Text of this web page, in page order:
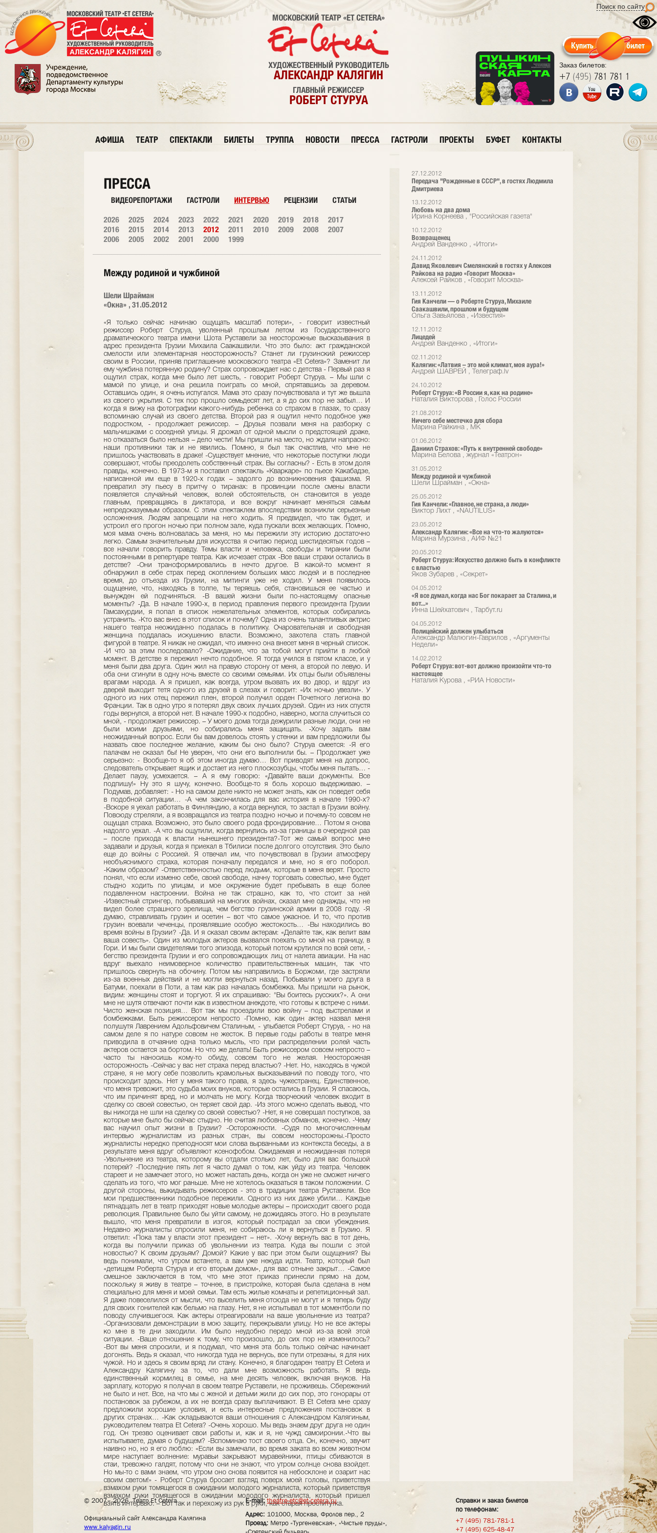
Поиск по сайту
Заказ билетов:
+7 (495) 781 781 1
МОСКОВСКИЙ ТЕАТР «ET CETERA»
ХУДОЖЕСТВЕННЫЙ РУКОВОДИТЕЛЬ
АЛЕКСАНДР КАЛЯГИН
ГЛАВНЫЙ РЕЖИССЕР
РОБЕРТ СТУРУА
АФИША ТЕАТР СПЕКТАКЛИ БИЛЕТЫ ТРУППА НОВОСТИ ПРЕССА ГАСТРОЛИ ПРОЕКТЫ БУФЕТ КОНТАКТЫ
27.12.2012
Передача "Рожденные в СССР", в гостях Людмила
Дмитриева
13.12.2012
Любовь на два дома
Ирина Корнеева , "Российская газета"
10.12.2012
Возвращенец
Андрей Ванденко , «Итоги»
24.11.2012
Давид Яковлевич Смелянский в гостях у Алексея
Райкова на радио «Говорит Москва»
Алексей Райков , «Говорит Москва»
13.11.2012
Гия Канчели — о Роберте Стуруа, Михаиле
Саакашвили, прошлом и будущем
Ольга Завьялова , «Известия»
12.11.2012
Лицедей
Андрей Ванденко , «Итоги»
02.11.2012
Калягин: «Латвия – это мой климат, моя аура!»
Андрей ШАВРЕЙ , Телеграф.lv
24.10.2012
Роберт Стуруа: «В России я, как на родине»
Наталия Викторова , Голос России
21.08.2012
Ничего себе местечко для сбора
Марина Райкина , МК
01.06.2012
Даниил Страхов: «Путь к внутренней свободе»
Марина Белова , журнал «Театрон»
31.05.2012
Между родиной и чужбиной
Шели Шрайман , «Окна»
25.05.2012
Гия Канчели: «Главное, не страна, а люди»
Виктор Лихт , «NAUTILUS»
23.05.2012
Александр Калягин: «Все на что-то жалуются»
Марина Мурзина , АИФ №21
20.05.2012
Роберт Стуруа: Искусство должно быть в конфликте
с властью
Яков Зубарев , «Секрет»
04.05.2012
«Я все думал, когда нас Бог покарает за Сталина, и
вот...»
Инна Шейхатович , Тарбут.ru
04.05.2012
Полицейский должен улыбаться
Александр Малюгин-Гаврилов , «Аргументы
Недели»
14.02.2012
Роберт Стуруа: вот-вот должно произойти что-то
настоящее
Наталия Курова , «РИА Новости»
ПРЕССА
ВИДЕОРЕПОРТАЖИ ГАСТРОЛИ ИНТЕРВЬЮ РЕЦЕНЗИИ СТАТЬИ
2026 2025 2024 2023 2022 2021 2020 2019 2018
2017
2016
2015 2014 2013 2012 2011 2010 2009 2008
2007
2006
2005 2002 2001 2000 1999
Между родиной и чужбиной
Шели Шрайман
«Окна» , 31.05.2012
«Я только сейчас начинаю ощущать масштаб потери», - говорит известный режиссер Роберт Стуруа, уволенный прошлым летом из Государственного драматического театра имени Шота Руставели за неосторожные высказывания в адрес президента Грузии Михаила Саакашвили. Что это было: акт гражданской смелости или элементарная неосторожность? Станет ли грузинский режиссер своим в России, приняв приглашение московского театра «Et Cetera»? Заменит ли ему чужбина потерянную родину? Страх сопровождает нас с детства - Первый раз я ощутил страх, когда мне было лет шесть, - говорит Роберт Стуруа. – Мы шли с мамой по улице, и она решила поиграть со мной, спрятавшись за деревом. Оставшись один, я очень испугался. Мама это сразу почувствовала и тут же вышла из своего укрытия. С тех пор прошло семьдесят лет, а я до сих пор не забыл… И когда я вижу на фотографии какого-нибудь ребенка со страхом в глазах, то сразу вспоминаю случай из своего детства. Второй раз я ощутил нечто подобное уже подростком, - продолжает режиссер. – Друзья позвали меня на разборку с мальчишками с соседней улицы. Я дрожал от одной мысли о предстоящей драке, но отказаться было нельзя – дело чести! Мы пришли на место, но ждали напрасно: наши противники так и не явились. Помню, я был так счастлив, что мне не пришлось участвовать в драке! -Существует мнение, что некоторые поступки люди совершают, чтобы преодолеть собственный страх. Вы согласны? - Есть в этом доля правды, конечно. В 1973-м я поставил спектакль «Кваркаре» по пьесе Какабадзе, написанной им еще в 1920-х годах – задолго до возникновения фашизма. Я превратил эту пьесу в притчу о тиранах: в провинции после смены власти появляется случайный человек, волей обстоятельств, он становится в уезде главным, превращаясь в диктатора, и все вокруг начинает меняться самым непредсказуемым образом. С этим спектаклем впоследствии возникли серьезные осложнения. Людям запрещали на него ходить. Я предвидел, что так будет, и устроил его прогон ночью при полном зале, куда пускали всех желающих. Помню, моя мама очень волновалась за меня, но мы пережили эту историю достаточно легко. Самым значительным для искусства я считаю период шестидесятых годов – все начали говорить правду. Темы власти и человека, свободы и тирании были постоянными в репертуаре театра. Как исчезает страх -Все ваши страхи остались в детстве? -Они трансформировались в нечто другое. В какой-то момент я обнаружил в себе страх перед скоплением больших масс людей и в последнее время, до отъезда из Грузии, на митинги уже не ходил. У меня появилось ощущение, что, находясь в толпе, ты теряешь себя, становишься ее частью и вынужден ей подчиняться. -В вашей жизни были по-настоящему опасные моменты? -Да. В начале 1990-х, в период правления первого президента Грузии Гамсахурдии, я попал в список нежелательных элементов, которых собирались устранить. -Кто вас внес в этот список и почему? Одна из очень талантливых актрис нашего театра неожиданно подалась в политику. Очаровательная и свободная женщина поддалась искушению власти. Возможно, захотела стать главной фигурой в театре. Я никак не ожидал, что именно она внесет меня в черный список. -И что за этим последовало? -Ожидание, что за тобой могут прийти в любой момент. В детстве я пережил нечто подобное. Я тогда учился в пятом классе, и у меня были два друга. Один жил на правую сторону от меня, а второй по левую. И оба они сгинули в одну ночь вместе со своими семьями. Их отцы были объявлены врагами народа. А я пришел, как всегда, утром вызвать их во двор, и вдруг из дверей выходит тетя одного из друзей в слезах и говорит: «Их ночью увезли». У одного из них отец пережил плен, второй получил орден Почетного легиона во Франции. Так в одно утро я потерял двух своих лучших друзей. Один из них спустя годы вернулся, а второй нет. В начале 1990-х подобно, наверно, могла случиться со мной, - продолжает режиссер. – У моего дома тогда дежурили разные люди, они не были моими друзьями, но собирались меня защищать. -Хочу задать вам неожиданный вопрос. Если бы вам довелось стоять у стенки и вам предложили бы назвать свое последнее желание, каким бы оно было? Стуруа смеется: -Я его палачам не сказал бы! Не уверен, что они его выполнили бы. – Продолжает уже серьезно: - Вообще-то я об этом иногда думаю… Вот приводят меня на допрос, следователь открывает ящик и достает из него плоскозубцы, чтобы меня пытать… - Делает паузу, усмехается. – А я ему говорю: «Давайте ваши документы. Все подпишу!» Ну это я шучу, конечно. Вообще-то я боль хорошо выдерживаю. – Подумав, добавляет: - Но на самом деле никто не может знать, как он поведет себя в подобной ситуации… -А чем закончилась для вас история в начале 1990-х? -Вскоре я уехал работать в Финляндию, а когда вернулся, то застал в Грузии войну. Повсюду стреляли, а я возвращался из театра поздно ночью и почему-то совсем не ощущал страха. Возможно, это было своего рода фрондирование… Потом я снова надолго уехал. -А что вы ощутили, когда вернулись из-за границы в очередной раз – после прихода к власти нынешнего президента?-Тот же самый вопрос мне задавали и друзья, когда я приехал в Тбилиси после долгого отсутствия. Это было еще до войны с Россией. Я отвечал им, что почувствовал в Грузии атмосферу необъяснимого страха, которая поначалу передался и мне, но я его поборол. -Каким образом? -Ответственностью перед людьми, которые в меня верят. Просто понял, что если изменю себе, своей свободе, начну торговать совестью, мне будет стыдно ходить по улицам, и мое окружение будет пребывать в еще более подавленном настроении. Война не так страшно, как то, что стоит за ней -Известный стрингер, побывавший на многих войнах, сказал мне однажды, что не видел более страшного зрелища, чем бегство грузинской армии в 2008 году. -Я думаю, стравливать грузин и осетин – вот что самое ужасное. И то, что против грузин воевали чеченцы, проявлявшие особую жестокость… -Вы находились во время войны в Грузии? -Да. И я сказал своим актерам: «Делайте так, как велит вам ваша совесть». Один из молодых актеров вызвался поехать со мной на границу, в Гори. И мы были свидетелями того эпизода, который потом крутился по всей сети, - бегство президента Грузии и его сопровождающих лиц от налета авиации. На нас вдруг выехало неимоверное количество правительственных машин, так что пришлось свернуть на обочину. Потом мы направились в Боржоми, где застряли из-за военных действий и не могли вернуться назад. Побывали у моего друга в Батуми, поехали в Поти, а там как раз началась бомбежка. Мы пришли на рынок, видим: женщины стоят и торгуют. Я их спрашиваю: "Вы боитесь русских?». А они мне не шутя отвечают почти как в известном анекдоте, что готовы к встрече с ними. Чисто женская позиция… Вот так мы проездили всю войну – под выстрелами и бомбежками. Быть режиссером непросто -Помню, как один актер назвал меня полушутя Лаврением Адольфовичем Сталиным, - улыбается Роберт Стуруа, - но на самом деле я по натуре совсем не жесток. В первые годы работы в театре меня приводила в отчаяние одна только мысль, что при распределении ролей часть актеров остается за бортом. Но что же делать! Быть режиссером совсем непросто – часто ты наносишь кому-то обиду, совсем того не желая. Неосторожная осторожность -Сейчас у вас нет страха перед властью? -Нет. Но, находясь в чужой стране, я не могу себе позволить крамольных высказываний по поводу того, что происходит здесь. Нет у меня такого права, я здесь чужестранец. Единственное, что меня тревожит, это судьба моих внуков, которые остались в Грузии. Я спасаюсь, что им причинят вред, но и молчать не могу. Когда творческий человек входит в сделку со своей совестью, он теряет свой дар. -Из этого можно сделать вывод, что вы никогда не шли на сделку со своей совестью? -Нет, я не совершал поступков, за которые мне было бы сейчас стыдно. Не считая любовных обманов, конечно. -Чему вас научил опыт жизни в Грузии? -Осторожности. -Судя по многочисленным интервью журналистам из разных стран, вы совсем неосторожны.-Просто журналисты нередко преподносят мои слова вырванными из контекста беседы, а в результате меня вдруг объявляют ксенофобом. Ожидаемая и неожиданная потеря -Увольнение из театра, которому вы отдали столько лет, было для вас большой потерей? -Последние пять лет я часто думал о том, как уйду из театра. Человек стареет и не замечает этого, но может настать день, когда он уже не сможет ничего сделать из того, что мог раньше. Мне не хотелось оказаться в таком положении. С другой стороны, выкидывать режиссеров - это в традиции театра Руставели. Все мои предшественники подобное пережили. Одного из них даже убили… Каждые пятнадцать лет в театр приходят новые молодые актеры – происходит своего рода революция. Правильнее было бы уйти самому, не дожидаясь этого. Но в результате вышло, что меня превратили в изгоя, который пострадал за свои убеждения. Недавно журналисты спросили меня, не собираюсь ли я вернуться в Грузию. Я ответил: «Пока там у власти этот президент – нет». -Хочу вернуть вас в тот день, когда вы получили приказ об увольнении из театра. Куда вы пошли с этой новостью? К своим друзьям? Домой? Какие у вас при этом были ощущения? Вы ведь понимали, что утром встанете, а вам уже некуда идти. Театр, который был «детищем Роберта Стуруа и его вторым домом», для вас отныне закрыт… -Самое смешное заключается в том, что мне этот приказ принесли прямо на дом, поскольку я живу в театре – точнее, в пристройке, которая была сделана в нем специально для меня и моей семьи. Там есть жилые комнаты и репетиционный зал. Я даже повеселился от мысли, что выселить меня отсюда не могут и я теперь буду для своих гонителей как бельмо на глазу. Нет, я не испытывал в тот моментболи по поводу случившегося. Как актеры отреагировали на ваше увольнение из театра? -Организовали демонстрации в мою защиту, перекрывали улицу. Но не все актеры ко мне в те дни заходили. Им было неудобно передо мной из-за всей этой ситуации. -Ваше отношение к тому, что произошло, до сих пор не изменилось? -Вот вы меня спросили, и я подумал, что меня эта боль только сейчас начинает
© 2007– 2026, Театр Et Cetera
Официальный сайт Александра Калягина
www.kalyagin.ru
E-mail: theatre-etc@et-cetera.ru
Адрес: 101000, Москва, Фролов пер., 2
Проезд: Метро «Тургеневская», «Чистые пруды»,
Справки и заказ билетов
по телефонам:
+7 (495) 781-781-1
+7 (495) 625-48-47